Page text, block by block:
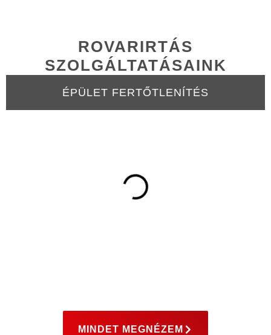
ROVARIRTÁS
SZOLGÁLTATÁSAINK
ÉPÜLET FERTŐTLENÍTÉS
MINDET MEGNÉZEM